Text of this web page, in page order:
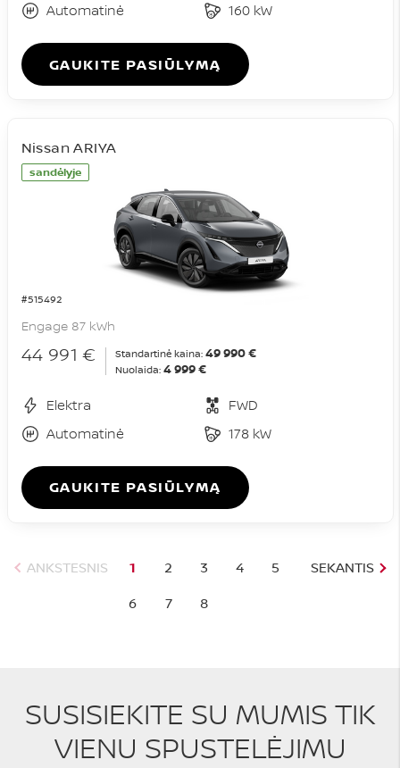
Automatinė
160 kW
GAUKITE PASIŪLYMĄ
sandėlyje
#515492
Nissan ARIYA
Engage 87 kWh
44 991 € Standartinė kaina: 49 990 €
Nuolaida: 4 999 €
Elektra
FWD
Automatinė
178 kW
GAUKITE PASIŪLYMĄ
ANKSTESNIS SEKANTIS
1 2 3 4
5
6
7 8
SUSISIEKITE SU MUMIS TIK
VIENU SPUSTELĖJIMU